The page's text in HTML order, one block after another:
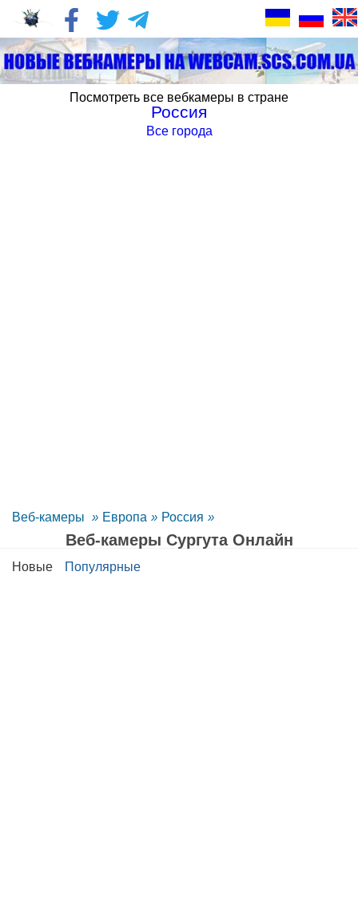
Посмотреть все вебкамеры в стране
Россия
Все города
Веб-камеры » Европа » Россия »
Веб-камеры Сургута Oнлайн
Новые Популярные